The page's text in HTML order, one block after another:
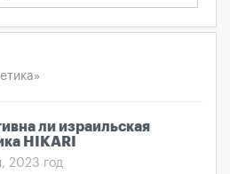
ли израильская
HIKARI
2023 год